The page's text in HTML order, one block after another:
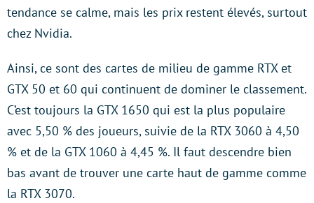
tendance se calme, mais les prix restent élevés, surtout
chez Nvidia.
Ainsi, ce sont des cartes de milieu de gamme RTX et
GTX 50 et 60 qui continuent de dominer le classement.
C’est toujours la GTX 1650 qui est la plus populaire
avec 5,50 % des joueurs, suivie de la RTX 3060 à 4,50
% et de la GTX 1060 à 4,45 %. Il faut descendre bien
bas avant de trouver une carte haut de gamme comme
la RTX 3070.